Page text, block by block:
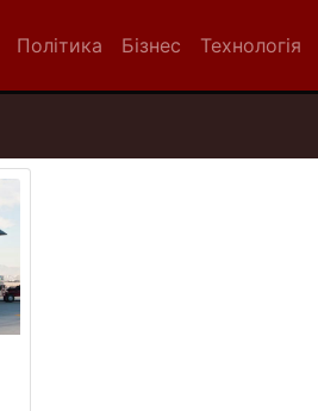
Політика Бізнес Технологія